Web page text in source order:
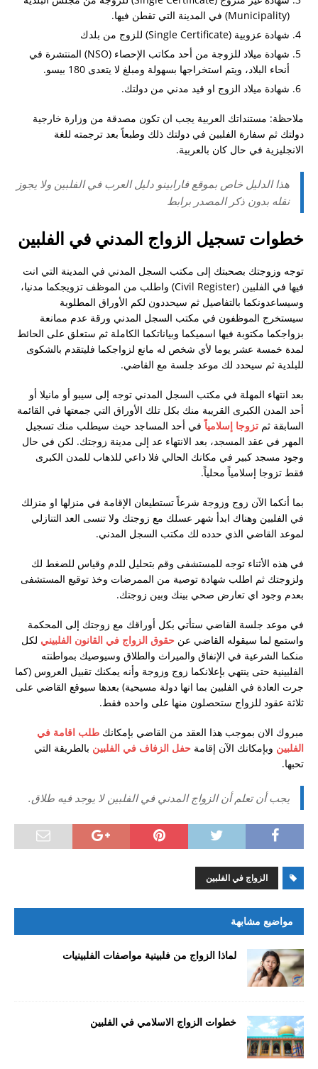
استشاره تاشيره من المانيا
دراسة القانون في الفلبين
تجديد باسبور
طلب مشوره ومساعدة
حصول على فيزا الي الفلبين و انا لبناني
طريقة حصول الجزائري على تأشيرة الفلبين
الزواج والحصول على الاقامة الفلبينية
دراسة الطب في الفلبين
دراسة العلاج الطبيعي
زواج مغربية من سعودي
موقع فارابينو الفلبين ارجو المساعدة
ليش اغلب الامريكان والاوروبيين معهم فلبينيات
تأشيره الفلبين في عام 2018
تمديد تاشيرة
(Municipality) في المدينة التي تقطن فيها.
شهادة عزوبية (Single Certificate) للزوج من بلدك
شهادة ميلاد للزوجة من أحد مكاتب الإحصاء (NSO) المنتشرة في
أنحاء البلاد، ويتم استخراجها بسهولة ومبلغ لا يتعدى 180 بيسو.
شهادة ميلاد الزوج او قيد مدني من دولتك.
ملاحظة: مستنداتك العربية يجب ان تكون مصدقة من وزارة خارجية
دولتك ثم سفارة الفلبين في دولتك ذلك وطبعاً بعد ترجمته للغة
الانجليزية في حال كان بالعربية.
هذا الدليل خاص بموقع فارابينو دليل العرب في الفلبين ولا يجوز
نقله بدون ذكر المصدر برابط
خطوات تسجيل الزواج المدني في الفلبين
توجه وزوجتك بصحبتك إلى مكتب السجل المدني في المدينة التي انت
فيها في الفلبين (Civil Register) واطلب من الموظف تزويجكما مدنيا،
وسيساعدونكما بالتفاصيل ثم سيحددون لكم الأوراق المطلوبة
سيستخرج الموظفون في مكتب السجل المدني ورقة عدم ممانعة
بزواجكما مكتوبة فيها اسميكما وبياناتكما الكاملة ثم ستعلق على الحائط
لمدة خمسة عشر يوما لأي شخص له مانع لزواجكما فليتقدم بالشكوى
للبلدية ثم سيحدد لك موعد جلسة مع القاضي.
بعد انتهاء المهلة في مكتب السجل المدني توجه إلى سيبو أو مانيلا أو
أحد المدن الكبرى القريبة منك بكل تلك الأوراق التي جمعتها في القائمة
السابقة ثم تزوجا إسلامياًفي أحد المساجد حيث سيطلب منك تسجيل
المهر في عقد المسجد، بعد الانتهاء عد إلى مدينة زوجتك. لكن في حال
وجود مسجد كبير في مكانك الحالي فلا داعي للذهاب للمدن الكبرى
فقط تزوجا إسلامياً محلياً.
بما أنكما الآن زوج وزوجة شرعاً تستطيعان الإقامة في منزلها او منزلك
في الفلبين وهناك ابدأ شهر عسلك مع زوجتك ولا تنسى العد التنازلي
لموعد القاضي الذي حدده لك مكتب السجل المدني.
في هذه الأثناء توجه للمستشفى وقم بتحليل للدم وقياس للضغط لك
ولزوجتك ثم اطلب شهادة توصية من الممرضات وخذ توقيع المستشفى
بعدم وجود اي تعارض صحي بينك وبين زوجتك.
في موعد جلسة القاضي ستأتي بكل أوراقك مع زوجتك إلى المحكمة
واستمع لما سيقوله القاضي عن حقوق الزواج في القانون الفلبيني لكل
منكما الشرعية في الإنفاق والميراث والطلاق وسيوصيك بمواطنته
الفلبينية حتى ينتهي بإعلانكما زوج وزوجة وأنه يمكنك تقبيل العروس (كما
جرت العادة في الفلبين بما انها دولة مسيحية) بعدها سيوقع القاضي على
ثلاثة عقود للزواج ستحصلون منها على واحده فقط.
مبروك الان بموجب هذا العقد من القاضي بإمكانك طلب اقامة في
الفلبين وبإمكانك الآن إقامة حفل الزفاف في الفلبين بالطريقة التي
تحبها.
يجب أن تعلم أن الزواج المدني في الفلبين لا يوجد فيه طلاق.
الزواج في الفلبين
مواضيع مشابهة
لماذا الزواج من فلبينية مواصفات الفلبينيات
خطوات الزواج الاسلامي في الفلبين